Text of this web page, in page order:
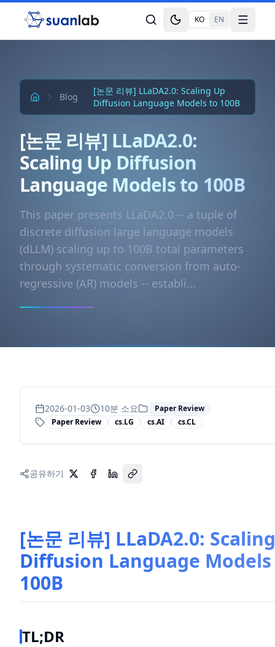
본문으로 건너뛰기
Toggle theme
KO EN Toggle
Blog
[논문 리뷰] LLaDA2.0: Scaling Up
Diffusion Language Models to 100B
[논문 리뷰] LLaDA2.0:
Scaling Up Diffusion
Language Models to 100B
This paper presents LLaDA2.0 -- a tuple of
discrete diffusion large language models
(dLLM) scaling up to 100B total parameters
through systematic conversion from auto-
regressive (AR) models -- establi...
2026-01-03 10분 소요
Paper Review
Paper Review
cs.LG cs.AI cs.CL
공유하기
[논문 리뷰] LLaDA2.0:
Diffusion Language
100B
TL;DR